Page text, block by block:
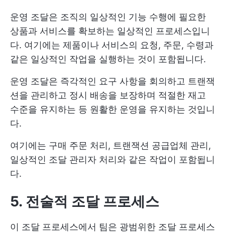
운영 조달은 조직의 일상적인 기능 수행에 필요한
상품과 서비스를 확보하는 일상적인 프로세스입니
다. 여기에는 제품이나 서비스의 요청, 주문, 수령과
같은 일상적인 작업을 실행하는 것이 포함됩니다.
운영 조달은 즉각적인 요구 사항을 회의하고 트랜잭
션을 관리하고 정시 배송을 보장하며 적절한 재고
수준을 유지하는 등 원활한 운영을 유지하는 것입니
다.
여기에는 구매 주문 처리, 트랜잭션 공급업체 관리,
일상적인 조달 관리자 처리와 같은 작업이 포함됩니
다.
5. 전술적 조달 프로세스
이 조달 프로세스에서 팀은 광범위한 조달 프로세스